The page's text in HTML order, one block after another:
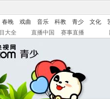
春晚 戏曲 音乐 科教 青少 文化
大全 直播中国 赛事直播